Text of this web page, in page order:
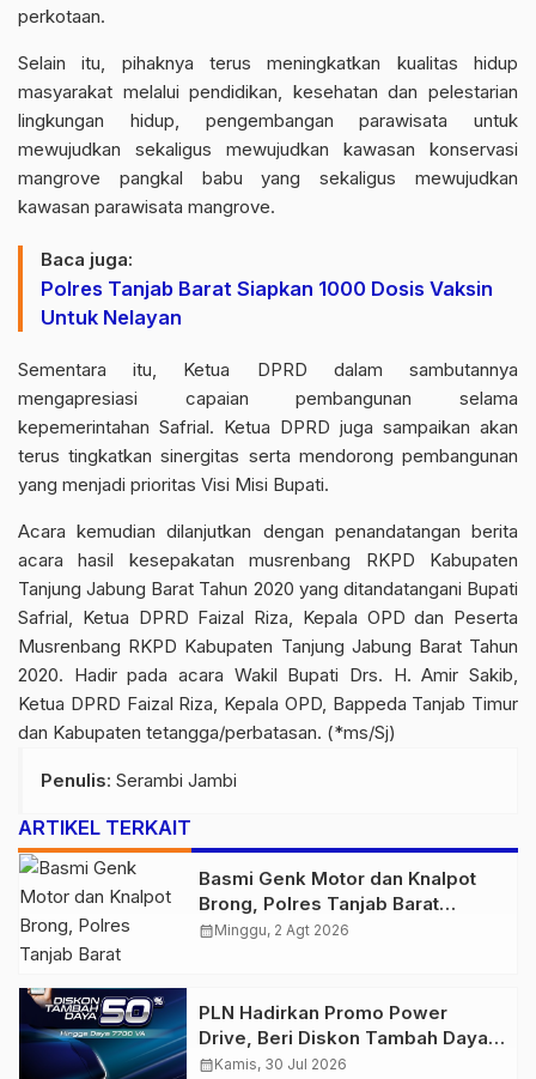
perkotaan.
Selain itu, pihaknya terus meningkatkan kualitas hidup
masyarakat melalui pendidikan, kesehatan dan pelestarian
lingkungan hidup, pengembangan parawisata untuk
mewujudkan sekaligus mewujudkan kawasan konservasi
mangrove pangkal babu yang sekaligus mewujudkan
kawasan parawisata mangrove.
Baca juga:
Polres Tanjab Barat Siapkan 1000 Dosis Vaksin
Untuk Nelayan
Sementara itu, Ketua DPRD dalam sambutannya
mengapresiasi capaian pembangunan selama
kepemerintahan Safrial. Ketua DPRD juga sampaikan akan
terus tingkatkan sinergitas serta mendorong pembangunan
yang menjadi prioritas Visi Misi Bupati.
Acara kemudian dilanjutkan dengan penandatangan berita
acara hasil kesepakatan musrenbang RKPD Kabupaten
Tanjung Jabung Barat Tahun 2020 yang ditandatangani Bupati
Safrial, Ketua DPRD Faizal Riza, Kepala OPD dan Peserta
Musrenbang RKPD Kabupaten Tanjung Jabung Barat Tahun
2020. Hadir pada acara Wakil Bupati Drs. H. Amir Sakib,
Ketua DPRD Faizal Riza, Kepala OPD, Bappeda Tanjab Timur
dan Kabupaten tetangga/perbatasan. (*ms/Sj)
Penulis: Serambi Jambi
ARTIKEL TERKAIT
Basmi Genk Motor dan Knalpot
Brong, Polres Tanjab Barat
Amankan Belasan Kendaraan
calendar_monthMinggu, 2 Agt 2026
PLN Hadirkan Promo Power
Drive, Beri Diskon Tambah Daya
50% di Ajang GIIAS 2026
calendar_monthKamis, 30 Jul 2026